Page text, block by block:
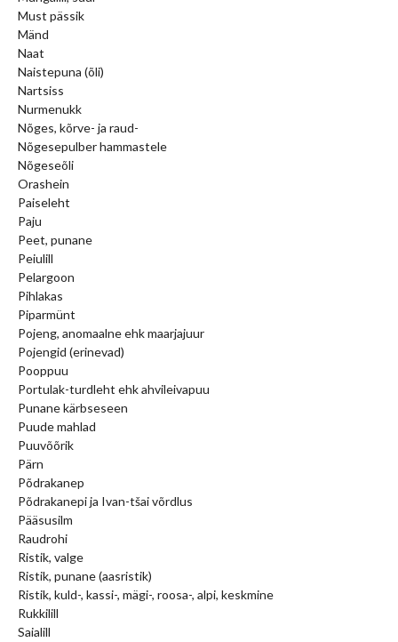
Must pässik
Mänd
Naat
Naistepuna (õli)
Nartsiss
Nurmenukk
Nõges, kõrve- ja raud-
Nõgesepulber hammastele
Nõgeseõli
Orashein
Paiseleht
Paju
Peet, punane
Peiulill
Pelargoon
Pihlakas
Piparmünt
Pojeng, anomaalne ehk maarjajuur
Pojengid (erinevad)
Pooppuu
Portulak-turdleht ehk ahvileivapuu
Punane kärbseseen
Puude mahlad
Puuvõõrik
Pärn
Põdrakanep
Põdrakanepi ja Ivan-tšai võrdlus
Pääsusilm
Raudrohi
Ristik, valge
Ristik, punane (aasristik)
Ristik, kuld-, kassi-, mägi-, roosa-, alpi, keskmine
Rukkilill
Saialill